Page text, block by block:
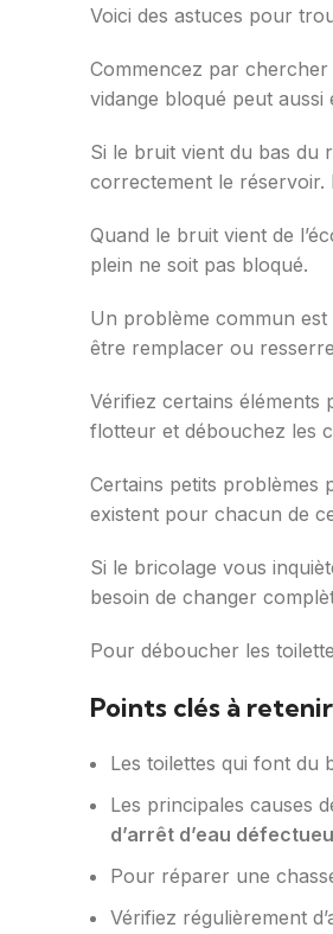
Voici des astuces pour
Commencez par chercher
vidange bloqué peut
Si le bruit vient du bas du
correctement le réservoir.
Quand le bruit vient de
plein ne soit pas bloqué.
Un problème commun est
être remplacer ou
Vérifiez certains éléments
flotteur et débouchez les
Certains petits problèmes
existent pour chacun de
Si le bricolage vous
besoin de changer
Pour déboucher les
Points clés à
Les toilettes qui font du
Les principales causes
d’arrêt d’eau
Pour réparer une
Vérifiez régulièrement